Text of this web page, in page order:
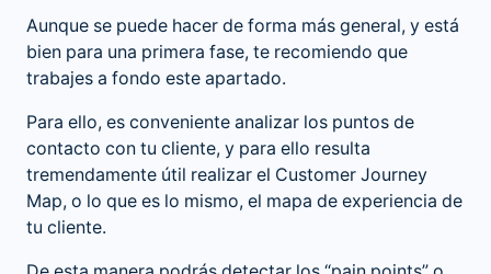
Aunque se puede hacer de forma más general, y está
bien para una primera fase, te recomiendo que
trabajes a fondo este apartado.
Para ello, es conveniente analizar los puntos de
contacto con tu cliente, y para ello resulta
tremendamente útil realizar el Customer Journey
Map, o lo que es lo mismo, el mapa de experiencia de
tu cliente.